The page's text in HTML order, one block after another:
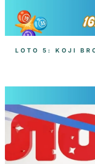
LOTO 5: KOJI